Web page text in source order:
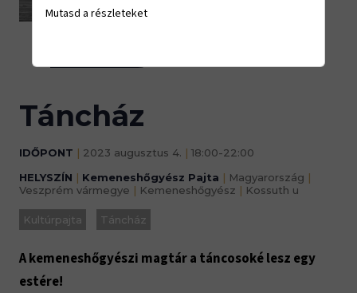
Táncház
IDŐPONT | 2023 augusztus 4. | 18:00-22:00
HELYSZÍN | Kemeneshőgyész Pajta | Magyarország |
Veszprém vármegye | Kemeneshőgyész | Kossuth u
Kultúrpajta Táncház
A kemeneshőgyészi magtár a táncosoké lesz egy
estére!
Mutasd a részleteket